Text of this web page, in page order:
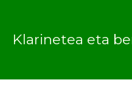
contenido
Klarinetea eta